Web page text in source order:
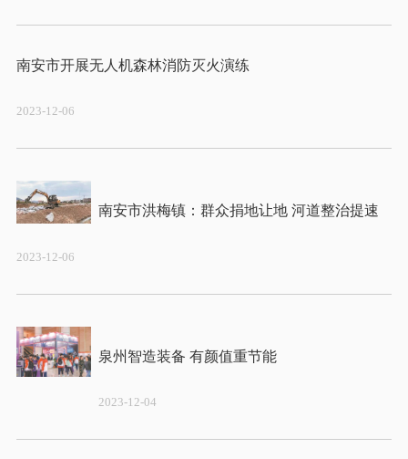
2023-12-06
2023-12-06
2023-12-04